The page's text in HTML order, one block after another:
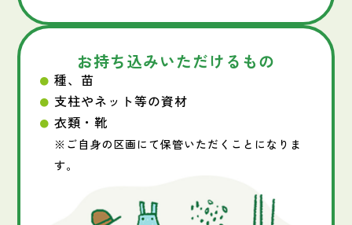
お持ち込みいただけるもの
種、苗
支柱やネット等の資材
衣類・靴
※ご自身の区画にて保管いただくことになりま
す。